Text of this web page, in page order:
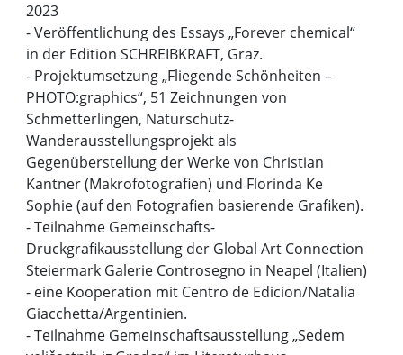
2023
- Veröffentlichung des Essays „Forever chemical“
in der Edition SCHREIBKRAFT, Graz.
- Projektumsetzung „Fliegende Schönheiten –
PHOTO:graphics“, 51 Zeichnungen von
Schmetterlingen, Naturschutz-
Wanderausstellungsprojekt als
Gegenüberstellung der Werke von Christian
Kantner (Makrofotografien) und Florinda Ke
Sophie (auf den Fotografien basierende Grafiken).
- Teilnahme Gemeinschafts-
Druckgrafikausstellung der Global Art Connection
Steiermark Galerie Controsegno in Neapel (Italien)
- eine Kooperation mit Centro de Edicion/Natalia
Giacchetta/Argentinien.
- Teilnahme Gemeinschaftsausstellung „Sedem